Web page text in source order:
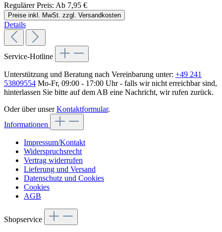
Regulärer Preis: Ab 7,95 €
Preise inkl. MwSt. zzgl. Versandkosten
Details
Service-Hotline
Unterstützung und Beratung nach Vereinbarung unter: +49 241
53809554 Mo-Fr, 09:00 - 17:00 Uhr - falls wir nicht erreichbar sind,
hinterlassen Sie bitte auf dem AB eine Nachricht, wir rufen zurück.
Oder über unserKontaktformular.
Informationen
Impressum/Kontakt
Widerspruchsrecht
Vertrag widerrufen
Lieferung und Versand
Datenschutz und Cookies
Cookies
AGB
Shopservice